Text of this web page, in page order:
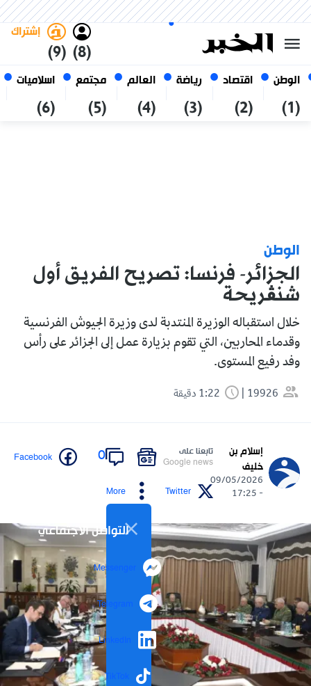
الوطن
(1)
اقتصاد
(2)
رياضة
(3)
العالم
(4)
مجتمع
(5)
اسلاميات
(6)
(8)
إشتراك
(9)
أغسطس 2026
الجزائر
الوطن
الجزائر- فرنسا: تصريح الفريق أول
شنڨريحة
خلال استقباله الوزيرة المنتدبة لدى وزيرة الجيوش الفرنسية
وقدماء المحاربين، التي تقوم بزيارة عمل إلى الجزائر على رأس
وفد رفيع المستوى.
19926
إسلام بن
خليف
09/05/2026
- 17:25
تابعنا على
Google news
0
Facebook
Twitter
More
التواصل الاجتماعي
Messenger
Telegram
LinkedIn
TikTok